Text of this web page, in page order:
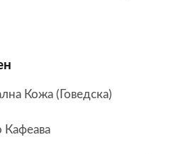
3,200ден
3,800ден
Кожа (Говедска)
Кафеава